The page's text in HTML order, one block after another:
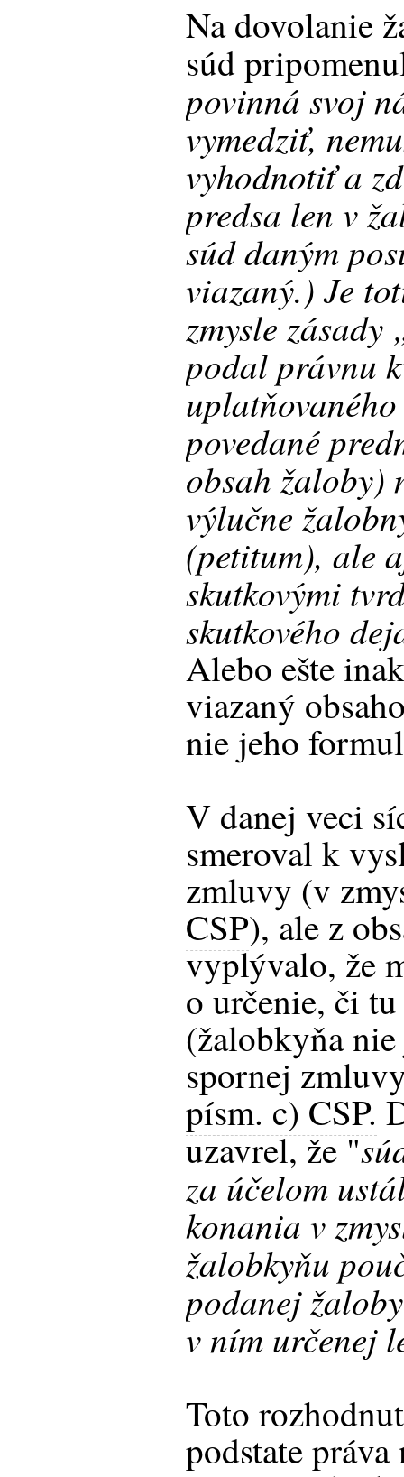
Na dovolanie
súd
povinná svoj
vymedziť,
vyhodnotiť a
predsa len v
súd daným
viazaný.) Je
zmysle
podal právnu
povedané
obsah žaloby)
výlučne
(petitum), ale
skutkovými
skutkového
Alebo ešte
viazaný
nie jeho
V danej veci
smeroval k
zmluvy (v
CSP), ale z
vyplývalo, že
o určenie, či
(žalobkyňa
spornej
písm. c) CSP.
uzavrel, že "
za účelom
konania v
žalobkyňu
podanej
v ním určenej
Toto
podstate